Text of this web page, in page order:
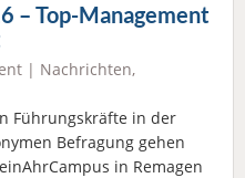
– Top-Management
| Nachrichten,
Führungskräfte in der
Befragung gehen
in Remagen